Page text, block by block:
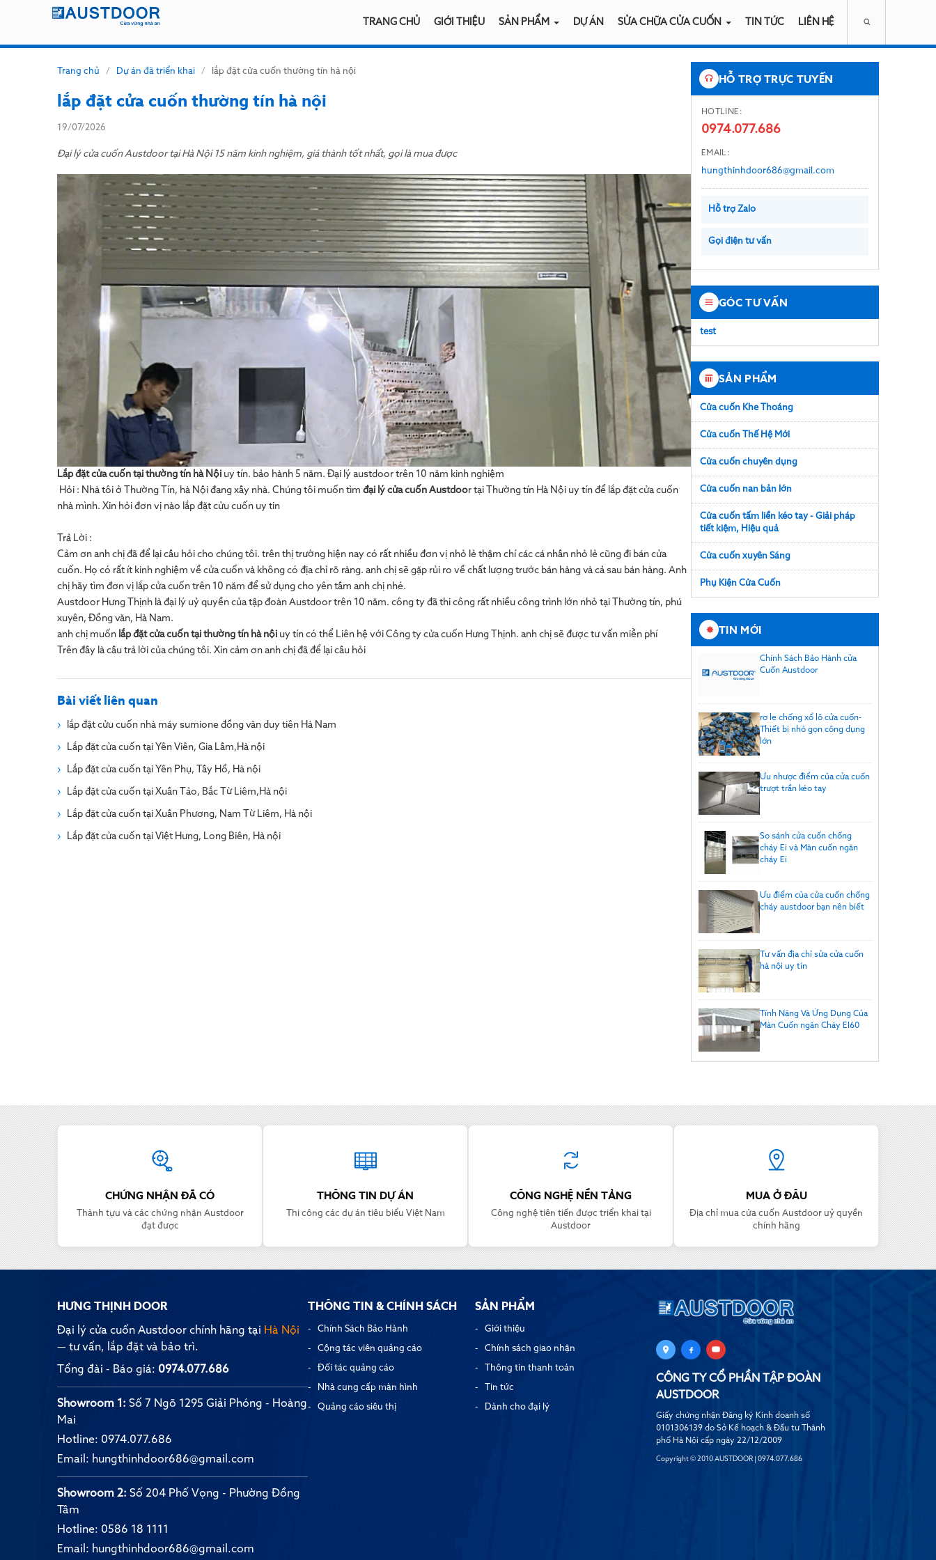
TRANG CHỦ GIỚI THIỆU SẢN PHẨM DỰ ÁN SỬA CHỮA CỬA CUỐN TIN TỨC LIÊN HỆ
HỖ TRỢ TRỰC TUYẾN
HOTLINE:
0974.077.686
EMAIL:
hungthinhdoor686@gmail.com
Hỗ trợ Zalo
Gọi điện tư vấn
GÓC TƯ VẤN
test
SẢN PHẨM
Cửa cuốn Khe Thoáng
Cửa cuốn Thế Hệ Mới
Cửa cuốn chuyên dụng
Cửa cuốn nan bản lớn
Cửa cuốn tấm liền kéo tay - Giải pháp
tiết kiệm, Hiệu quả
Cửa cuốn xuyên Sáng
Phụ Kiện Cửa Cuốn
TIN MỚI
Chính Sách Bảo Hành cửa
Cuốn Austdoor
rơ le chống xổ lô cửa cuốn-
Thiết bị nhỏ gọn công dụng
lớn
Ưu nhược điểm của cửa cuốn
trượt trần kéo tay
So sánh cửa cuốn chống
cháy Ei và Màn cuốn ngăn
cháy Ei
Ưu điểm của cửa cuốn chống
cháy austdoor bạn nên biết
Tư vấn địa chỉ sửa cửa cuốn
hà nội uy tín
Tính Năng Và Ứng Dụng Của
Màn Cuốn ngăn Cháy EI60
Trang chủ / Dự án đã triển khai / lắp đặt cửa cuốn thường tín hà nội
lắp đặt cửa cuốn thường tín hà nội
19/07/2026
Đại lý cửa cuốn Austdoor tại Hà Nội 15 năm kinh nghiệm, giá thành tốt nhất, gọi là mua được
Lắp đặt cửa cuốn tại thường tín hà Nội uy tín. bảo hành 5 năm. Đại lý austdoor trên 10 năm kinh nghiệm
Hỏi : Nhà tôi ở Thường Tín, hà Nội đang xây nhà. Chúng tôi muốn tìm đại lý cửa cuốn Austdoor tại Thường tín Hà Nội uy tín để lắp đặt cửa cuốn
nhà mình. Xin hỏi đơn vị nào lắp đặt cửu cuốn uy tin
Trả Lời :
Cảm ơn anh chị đã để lại câu hỏi cho chúng tôi. trên thị trường hiện nay có rất nhiều đơn vị nhỏ lẻ thậm chí các cá nhân nhỏ lẻ cũng đi bán cửa
cuốn. Họ có rất ít kinh nghiệm về cửa cuốn và không có địa chỉ rõ ràng. anh chị sẽ gặp rủi ro về chất lượng trước bán hàng và cả sau bán hàng. Anh
chị hãy tìm đơn vị lắp cửa cuốn trên 10 năm để sử dụng cho yên tâm anh chị nhé.
Austdoor Hưng Thịnh là đại lý uỷ quyền của tập đoàn Austdoor trên 10 năm. công ty đã thi công rất nhiều công trình lớn nhỏ tại Thường tín, phú
xuyên, Đồng văn, Hà Nam.
anh chị muốn lắp đặt cửa cuốn tại thường tín hà nội uy tín có thể Liên hệ với Công ty cửa cuốn Hưng Thịnh. anh chị sẽ được tư vấn miễn phí
Trên đây là câu trả lời của chúng tôi. Xin cảm ơn anh chị đã để lại câu hỏi
Bài viết liên quan
lắp đặt cửu cuốn nhà máy sumione đồng văn duy tiên Hà Nam
Lắp đặt cửa cuốn tại Yên Viên, Gia Lâm,Hà nội
Lắp đặt cửa cuốn tại Yên Phụ, Tây Hồ, Hà nội
Lắp đặt cửa cuốn tại Xuân Tảo, Bắc Từ Liêm,Hà nội
Lắp đặt cửa cuốn tại Xuân Phương, Nam Từ Liêm, Hà nội
Lắp đặt cửa cuốn tại Việt Hưng, Long Biên, Hà nội
Thông tin Austdoor
CHỨNG NHẬN ĐÃ CÓ
Thành tựu và các chứng nhận Austdoor
đạt được
THÔNG TIN DỰ ÁN
Thi công các dự án tiêu biểu Việt Nam
CÔNG NGHỆ NỀN TẢNG
Công nghệ tiên tiến được triển khai tại
Austdoor
MUA Ở ĐÂU
Địa chỉ mua cửa cuốn Austdoor uỷ quyền
chính hãng
HƯNG THỊNH DOOR
Đại lý cửa cuốn Austdoor chính hãng tại Hà Nội
— tư vấn, lắp đặt và bảo trì.
Tổng đài - Báo giá: 0974.077.686
Showroom 1: Số 7 Ngõ 1295 Giải Phóng - Hoàng
Mai
Hotline: 0974.077.686
Email: hungthinhdoor686@gmail.com
Showroom 2: Số 204 Phố Vọng - Phường Đồng
Tâm
Hotline: 0586 18 1111
Email: hungthinhdoor686@gmail.com
THÔNG TIN & CHÍNH SÁCH
Chính Sách Bảo Hành
Cộng tác viên quảng cáo
Đối tác quảng cáo
Nhà cung cấp màn hình
Quảng cáo siêu thị
SẢN PHẨM
Giới thiệu
Chính sách giao nhận
Thông tin thanh toán
Tin tức
Dành cho đại lý
CÔNG TY CỔ PHẦN TẬP ĐOÀN
AUSTDOOR
Giấy chứng nhận Đăng ký Kinh doanh số
0101306139 do Sở Kế hoạch & Đầu tư Thành
phố Hà Nội cấp ngày 22/12/2009
Copyright © 2010 AUSTDOOR | 0974.077.686